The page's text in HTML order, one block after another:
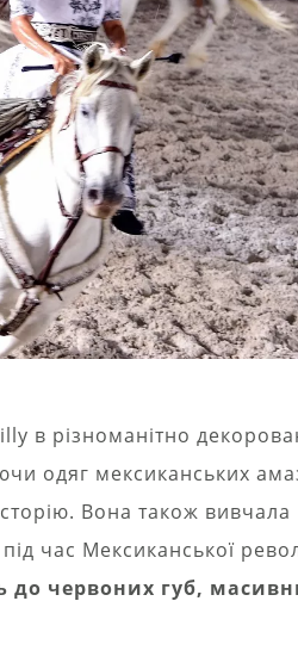
в різноманітно
одяг мексиканських
Вона також вивчала
час Мексиканської
до червоних губ,